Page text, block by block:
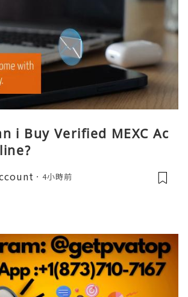
i Buy Verified MEXC Ac
4小時前